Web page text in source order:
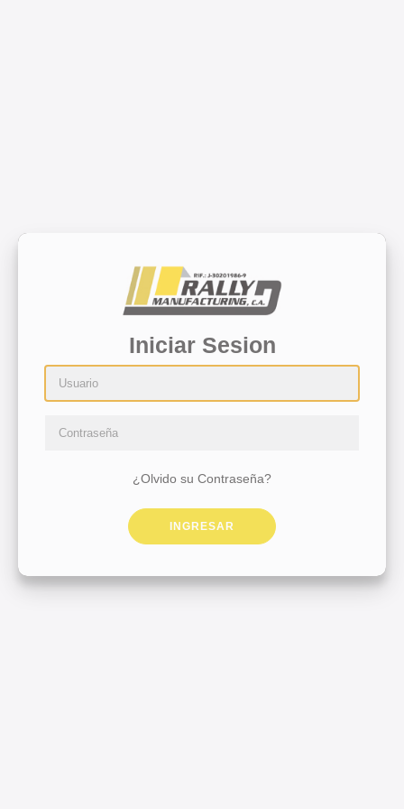
Iniciar Sesion
¿Olvido su Contraseña?
INGRESAR